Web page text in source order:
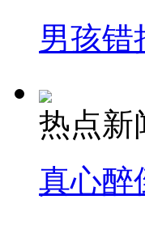
男孩错
热点新
真心醉